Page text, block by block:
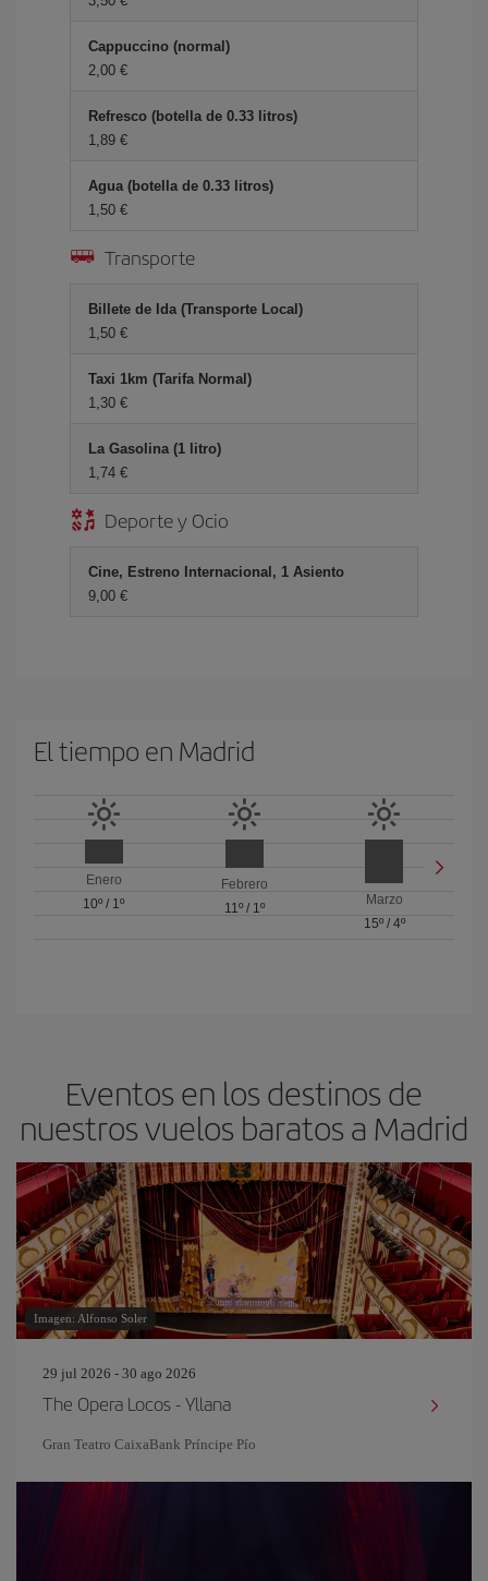
Cappuccino (normal)
2,00 €
Refresco (botella de 0.33 litros)
1,89 €
Agua (botella de 0.33 litros)
1,50 €
Transporte
Billete de Ida (Transporte Local)
1,50 €
Taxi 1km (Tarifa Normal)
1,30 €
La Gasolina (1 litro)
1,74 €
Deporte y Ocio
Cine, Estreno Internacional, 1 Asiento
9,00 €
El tiempo en Madrid
Enero
10º / 1º
Febrero
11º/ 1º
Marzo
15º/ 4º
Eventos en los destinos de
nuestros vuelos baratos a Madrid
Imagen: Alfonso Soler
29 jul 2026 - 30 ago 2026
The Opera Locos - Yllana
Gran Teatro CaixaBank Príncipe Pío